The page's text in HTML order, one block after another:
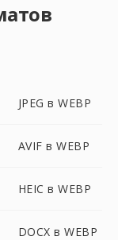
JPEG в WEBP
AVIF в WEBP
HEIC в WEBP
DOCX в WEBP